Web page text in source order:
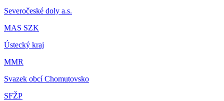
Severočeské doly a.s.
MAS SZK
Ústecký kraj
MMR
Svazek obcí Chomutovsko
SFŽP